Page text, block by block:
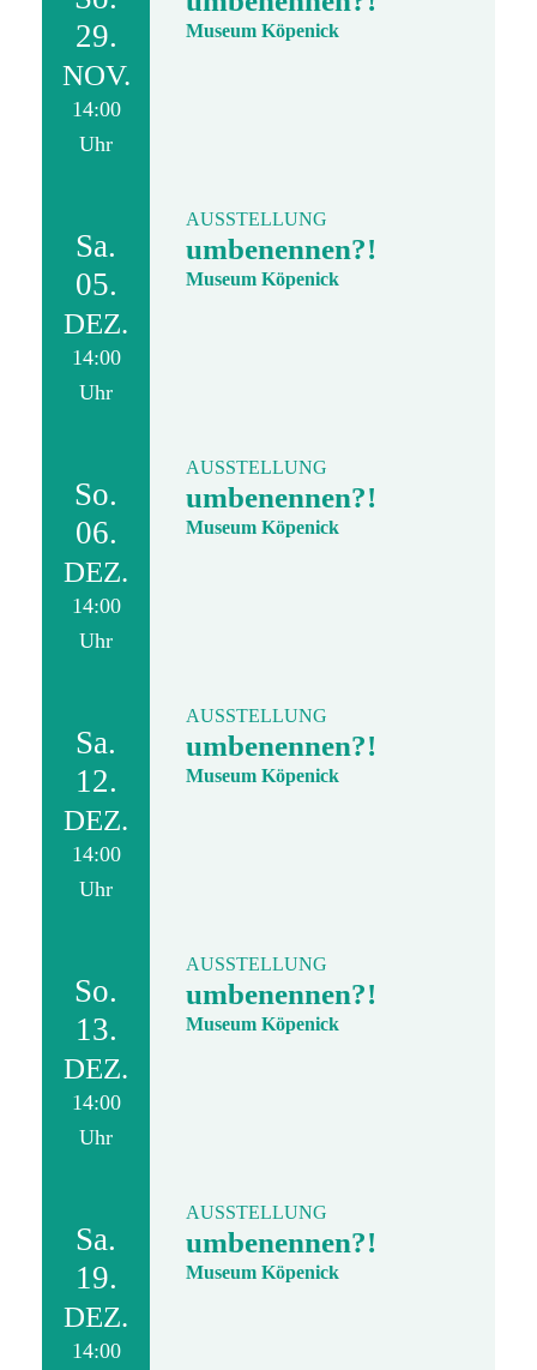
29.
NOV.
14:00
Uhr
Museum Köpenick
Sa.
05.
DEZ.
14:00
Uhr
AUSSTELLUNG
umbenennen?!
Museum Köpenick
So.
06.
DEZ.
14:00
Uhr
AUSSTELLUNG
umbenennen?!
Museum Köpenick
Sa.
12.
DEZ.
14:00
Uhr
AUSSTELLUNG
umbenennen?!
Museum Köpenick
So.
13.
DEZ.
14:00
Uhr
AUSSTELLUNG
umbenennen?!
Museum Köpenick
Sa.
19.
DEZ.
14:00
AUSSTELLUNG
umbenennen?!
Museum Köpenick